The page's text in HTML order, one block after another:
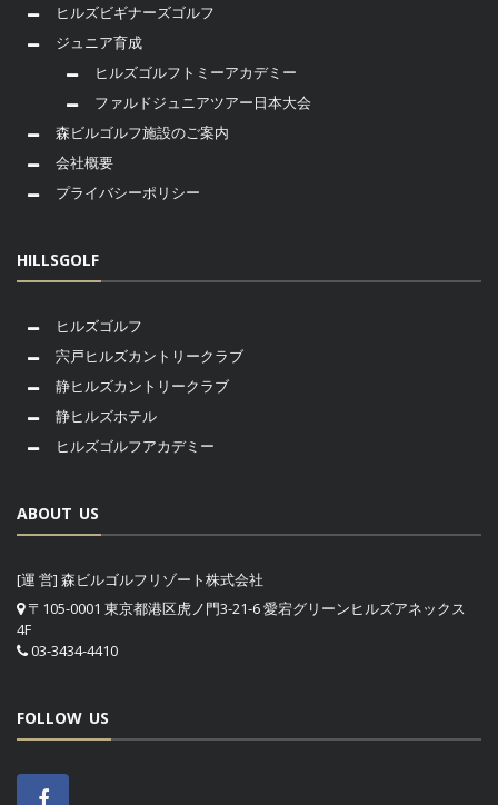
ヒルズビギナーズゴルフ
ジュニア育成
ヒルズゴルフトミーアカデミー
ファルドジュニアツアー日本大会
森ビルゴルフ施設のご案内
会社概要
プライバシーポリシー
HILLSGOLF
ヒルズゴルフ
宍戸ヒルズカントリークラブ
静ヒルズカントリークラブ
静ヒルズホテル
ヒルズゴルフアカデミー
ABOUT US
[運 営] 森ビルゴルフリゾート株式会社
〒105-0001 東京都港区虎ノ門3-21-6 愛宕グリーンヒルズアネックス
4F
03-3434-4410
FOLLOW US